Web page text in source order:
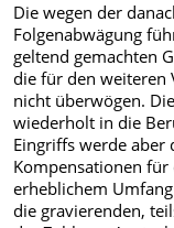
Die wegen der
Folgenabwägung
geltend gemachten
die für den weiteren
nicht überwögen.
wiederholt in die
Eingriffs werde aber
Kompensationen
erheblichem
die gravierenden,